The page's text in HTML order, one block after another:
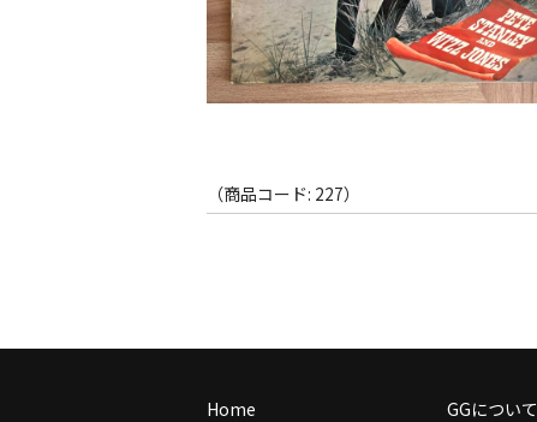
（商品コード: 227）
Home
GGについて